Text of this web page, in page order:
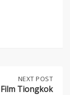
NEXT POST
Tiongkok